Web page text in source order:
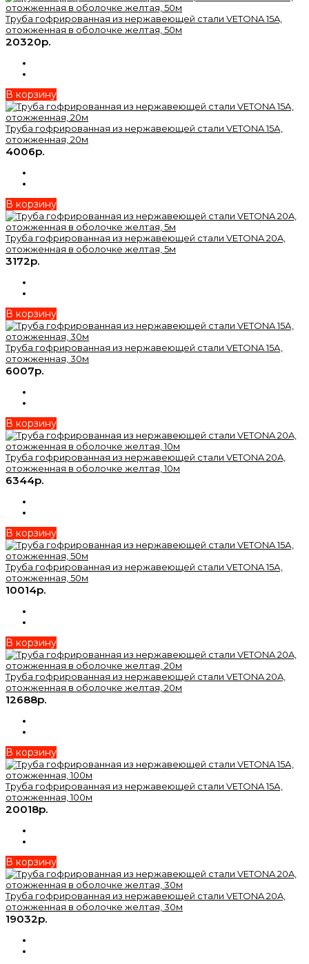
Труба гофрированная из нержавеющей стали VETONA 15A,
отожженная в оболочке желтая, 50м
20320р.
В корзину
Труба гофрированная из нержавеющей стали VETONA 15А,
отожженная, 20м
4006р.
В корзину
Труба гофрированная из нержавеющей стали VETONA 20A,
отожженная в оболочке желтая, 5м
3172р.
В корзину
Труба гофрированная из нержавеющей стали VETONA 15А,
отожженная, 30м
6007р.
В корзину
Труба гофрированная из нержавеющей стали VETONA 20A,
отожженная в оболочке желтая, 10м
6344р.
В корзину
Труба гофрированная из нержавеющей стали VETONA 15А,
отожженная, 50м
10014р.
В корзину
Труба гофрированная из нержавеющей стали VETONA 20A,
отожженная в оболочке желтая, 20м
12688р.
В корзину
Труба гофрированная из нержавеющей стали VETONA 15А,
отожженная, 100м
20018р.
В корзину
Труба гофрированная из нержавеющей стали VETONA 20A,
отожженная в оболочке желтая, 30м
19032р.